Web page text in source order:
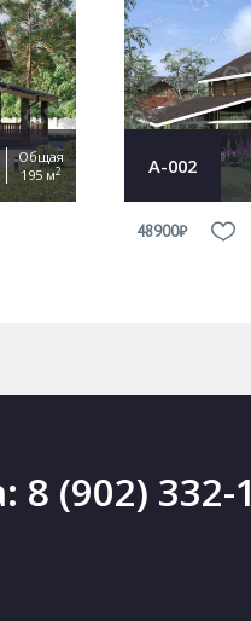
Общая
195 м2 А-002
48900₽
8 (902) 332-